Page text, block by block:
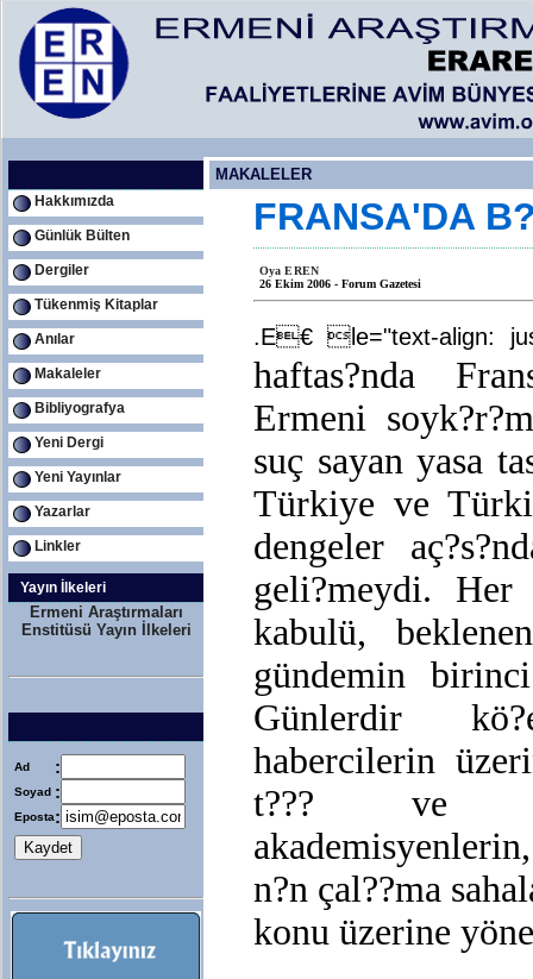
Hakkımızda
Günlük Bülten
Dergiler
Tükenmiş Kitaplar
Anılar
Makaleler
Bibliyografya
Yeni Dergi
Yeni Yayınlar
Yazarlar
Linkler
Yayın İlkeleri
Ermeni Araştırmaları
Enstitüsü Yayın İlkeleri
Ad :
Soyad :
Eposta:
MAKALELER
FRANSA'DA
Oya EREN
26 Ekim 2006 - Forum Gazetesi
.E€ le="text-align:
haftas?nda
Ermeni
suç sayan yasa
Türkiye ve
dengeler
geli?meydi.
kabulü,
gündemin
Günlerdir
habercilerin
t??? ve
n?n çal??ma
konu üzerine